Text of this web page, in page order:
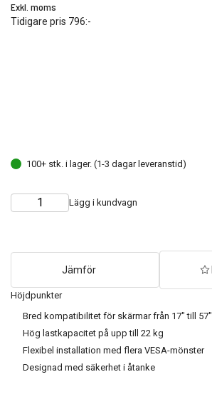
Höjdpunkter
Bred kompatibilitet för skärmar från 17" till 57"
Hög lastkapacitet på upp till 22 kg
Flexibel installation med flera VESA-mönster
Designad med säkerhet i åtanke
Exkl. moms
Tidigare pris 796:-
100+ stk. i lager. (1-3 dagar leveranstid)
Choose
Quantity Lägg i kundvagn
Jämför